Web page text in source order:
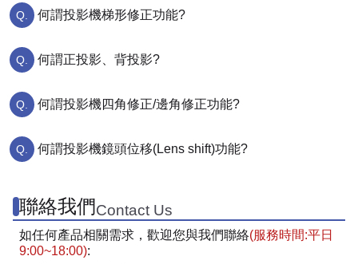
何謂投影機梯形修正功能?
何謂正投影、背投影?
何謂投影機四角修正/邊角修正功能?
何謂投影機鏡頭位移(Lens shift)功能?
聯絡我們Contact Us
如任何產品相關需求，歡迎您與我們聯絡(服務時間:平日
9:00~18:00):